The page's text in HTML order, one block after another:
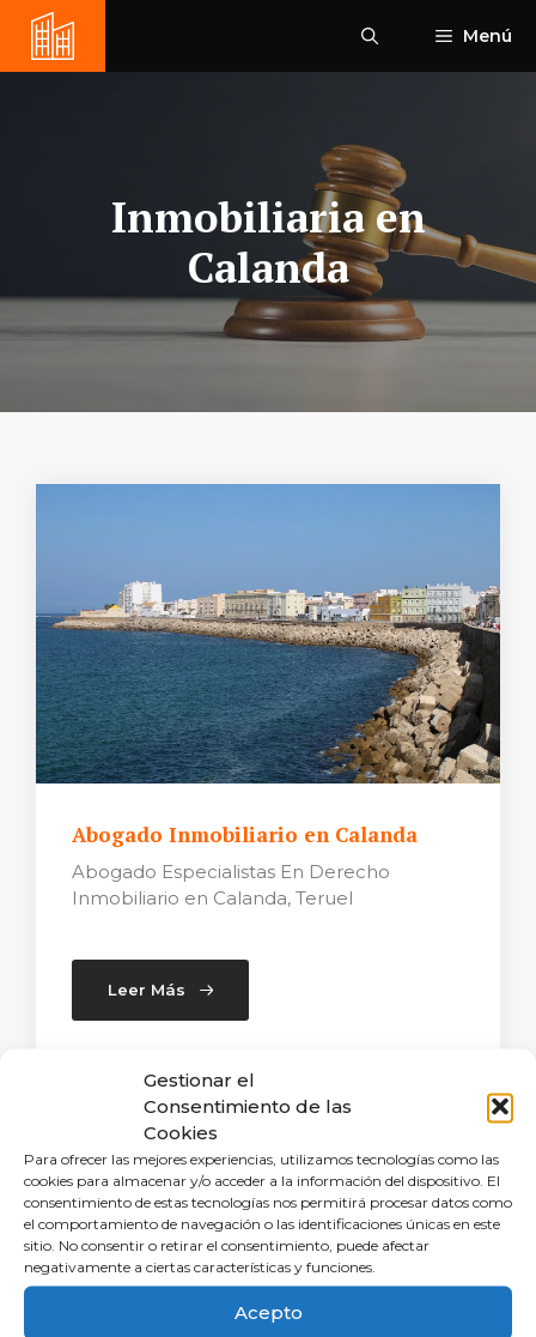
Gestionar el
Consentimiento de las
Cookies
Para ofrecer las mejores experiencias, utilizamos tecnologías como las
cookies para almacenar y/o acceder a la información del dispositivo. El
consentimiento de estas tecnologías nos permitirá procesar datos como
el comportamiento de navegación o las identificaciones únicas en este
sitio. No consentir o retirar el consentimiento, puede afectar
negativamente a ciertas características y funciones.
Acepto
Saltar
contenido
Menú
Inmobiliaria en
Calanda
Abogado Inmobiliario en Calanda
Abogado Especialistas En Derecho
Inmobiliario en Calanda, Teruel
Leer Más